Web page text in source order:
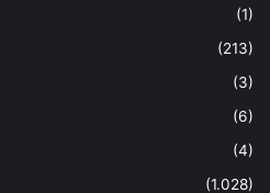
(1)
(213)
(3)
(6)
(4)
(1.028)